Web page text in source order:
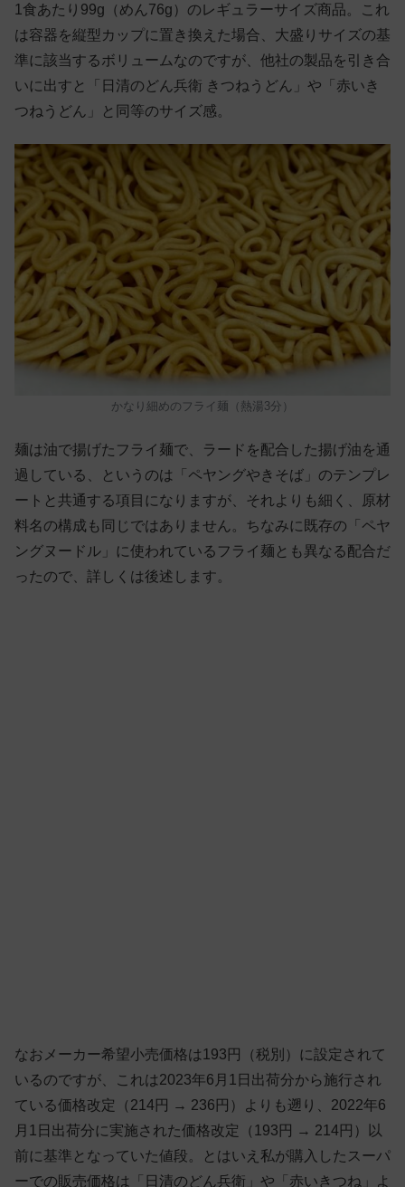
1食あたり99g（めん76g）のレギュラーサイズ商品。これ
は容器を縦型カップに置き換えた場合、大盛りサイズの基
準に該当するボリュームなのですが、他社の製品を引き合
いに出すと「日清のどん兵衛 きつねうどん」や「赤いき
つねうどん」と同等のサイズ感。
かなり細めのフライ麺（熱湯3分）
麺は油で揚げたフライ麺で、ラードを配合した揚げ油を通
過している、というのは「ペヤングやきそば」のテンプレ
ートと共通する項目になりますが、それよりも細く、原材
料名の構成も同じではありません。ちなみに既存の「ペヤ
ングヌードル」に使われているフライ麺とも異なる配合だ
ったので、詳しくは後述します。
なおメーカー希望小売価格は193円（税別）に設定されて
いるのですが、これは2023年6月1日出荷分から施行され
ている価格改定（214円 → 236円）よりも遡り、2022年6
月1日出荷分に実施された価格改定（193円 → 214円）以
前に基準となっていた値段。とはいえ私が購入したスーパ
ーでの販売価格は「日清のどん兵衛」や「赤いきつね」よ